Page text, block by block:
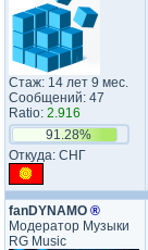
Стаж: 14 лет 9 мес.
Сообщений: 47
Ratio: 2.916
91.28%
Откуда: СНГ
fanDYNAMO ®
Модератор Музыки
RG Music